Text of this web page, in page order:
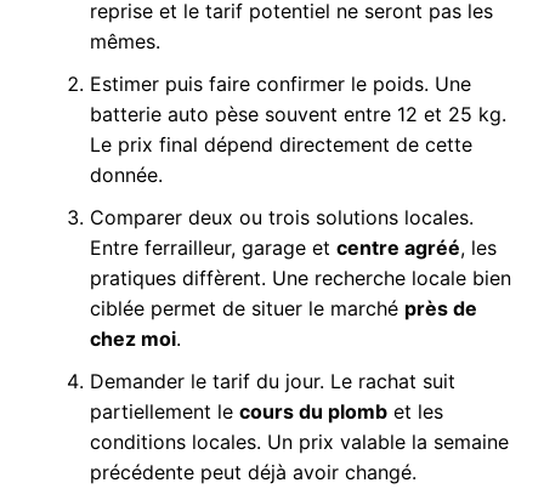
reprise et le tarif potentiel ne seront pas les
mêmes.
Estimer puis faire confirmer le poids. Une
batterie auto pèse souvent entre 12 et 25 kg.
Le prix final dépend directement de cette
donnée.
Comparer deux ou trois solutions locales.
Entre ferrailleur, garage et centre agréé, les
pratiques diffèrent. Une recherche locale bien
ciblée permet de situer le marché près de
chez moi.
Demander le tarif du jour. Le rachat suit
partiellement le cours du plombet les
conditions locales. Un prix valable la semaine
précédente peut déjà avoir changé.